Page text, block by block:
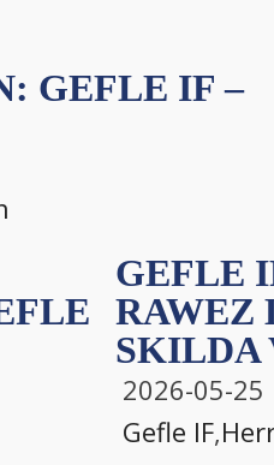
GEFLE IF –
GEFLE
RAWEZ
SKILDA
2026-05-25
Gefle IF,